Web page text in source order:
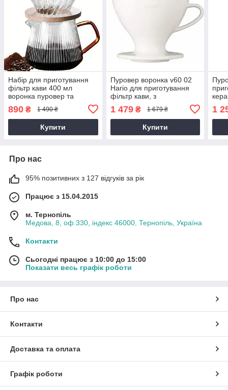
Набір для приготування
фільтр кави 400 мл
воронка пуровер та
скляний сервер заварник
890 ₴ 1 490 ₴
Купити
Пуровер воронка v60 02
Hario для приготування
фільтр кави, з
багаторазовим фільтром,
кераміка, Білий, 400 мл
1 479₴ 1 679 ₴
Купити
1
Про нас
95% позитивних з 127 відгуків за рік
Працює з 15.04.2015
м. Тернопіль
Медова, 8, оф.330, індекс 46000, Тернопіль, Україна
Контакти
Сьогодні працює з 10:00 до 15:00
Показати весь графік роботи
Про нас
Контакти
Доставка та оплата
Графік роботи